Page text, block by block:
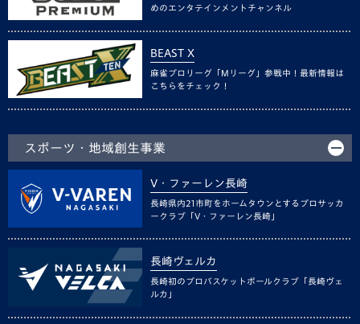
めのエンタテインメントチャンネル
BEAST X
麻雀プロリーグ「Mリーグ」参戦中！最新情報は
こちらをチェック！
スポーツ・地域創生事業
V・ファーレン長崎
長崎県内21市町をホームタウンとするプロサッカ
ークラブ「V・ファーレン長崎」
長崎ヴェルカ
長崎初のプロバスケットボールクラブ「長崎ヴェ
ルカ」